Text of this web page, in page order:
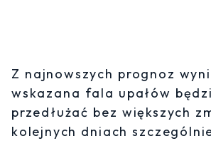
Z najnowszych prognoz
wskazana fala upałów
przedłużać bez większych
kolejnych dniach